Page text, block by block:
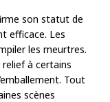
son statut de
efficace. Les
les meurtres.
à certains
Tout
scènes